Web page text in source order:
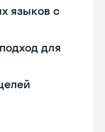
языков с
для